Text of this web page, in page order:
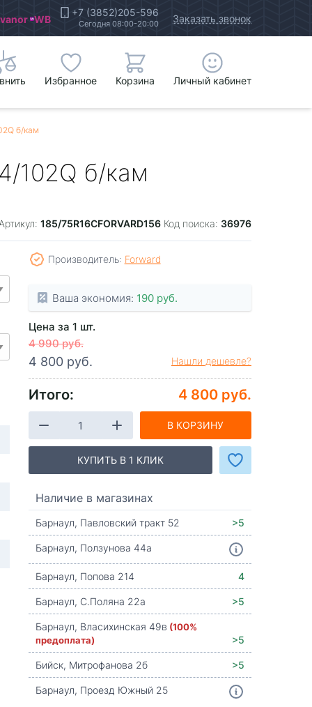
WB +7 (3852)205-596
Сегодня 08:00-20:00 Заказать звонок
Избранное Корзина Личный кабинет
б/кам
102Q б/кам
185/75R16CFORVARD156 Код поиска: 36976
Производитель: Forward
Ваша экономия: 190 руб.
Цена за 1 шт.
4 990 руб.
4 800 руб. Нашли дешевле?
Итого: 4 800 руб.
В КОРЗИНУ
КУПИТЬ В 1 КЛИК
Наличие в магазинах
Барнаул, Павловский тракт 52
>5
Барнаул, Ползунова 44а
Барнаул, Попова 214
4
Барнаул, С.Поляна 22а
>5
Барнаул, Власихинская 49в (100%
предоплата)
>5
Бийск, Митрофанова 2б
>5
Барнаул, Проезд Южный 25